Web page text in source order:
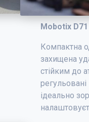
Mobotix
Компактна
захищена
стійким до
ідеально